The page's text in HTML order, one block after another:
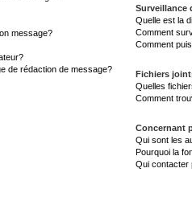
message?
de rédaction de message?
Surveillance
Quelle est la
Comment
Comment
Fichiers
Quelles
Comment
Concernant
Qui sont les
Pourquoi la
Qui contacter